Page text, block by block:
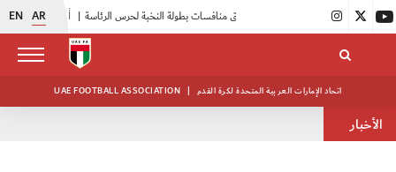
EN AR |
UAE FOOTBALL ASSOCIATION | اتحاد الإمارات العربية المتحدة لكرة القدم
الأخبار